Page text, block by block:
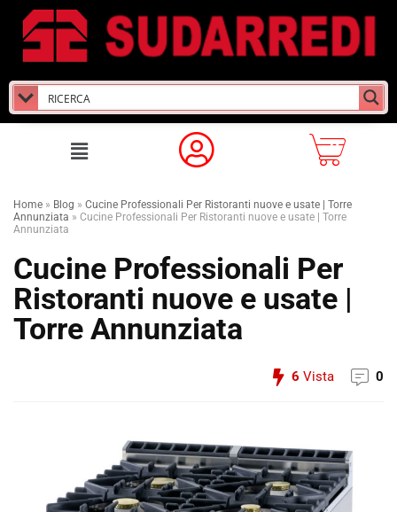
Home » Blog » Cucine Professionali Per Ristoranti nuove e usate | Torre
Annunziata » Cucine Professionali Per Ristoranti nuove e usate | Torre
Annunziata
Cucine Professionali Per
Ristoranti nuove e usate |
Torre Annunziata
6 Vista 0